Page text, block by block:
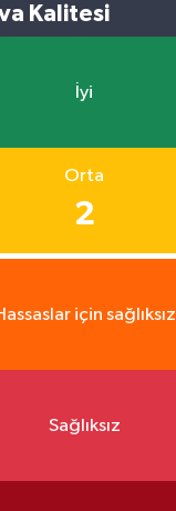
Kalitesi
İyi
Orta
2
için sağlıksız
Sağlıksız